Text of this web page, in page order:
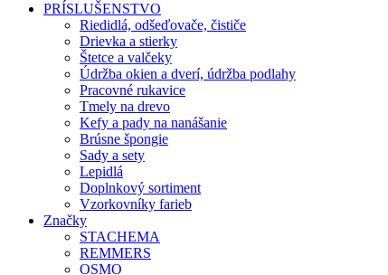
PRÍSLUŠENSTVO
Riedidlá, odšeďovače, čističe
Drievka a stierky
Štetce a valčeky
Údržba okien a dverí, údržba podlahy
Pracovné rukavice
Tmely na drevo
Kefy a pady na nanášanie
Brúsne špongie
Sady a sety
Lepidlá
Doplnkový sortiment
Vzorkovníky farieb
Značky
STACHEMA
REMMERS
OSMO